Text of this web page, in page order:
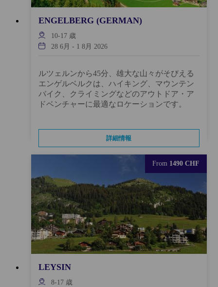
ENGELBERG (GERMAN)
10-17 歳
28 6月 - 1 8月 2026
ルツェルンから45分、雄大な山々がそびえる
エンゲルベルクは、ハイキング、マウンテン
バイク、クライミングなどのアウトドア・ア
ドベンチャーに最適なロケーションです。
詳細情報
From 1490 CHF
LEYSIN
8-17 歳